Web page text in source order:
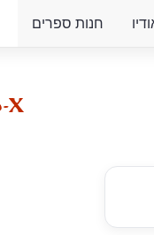
חנות ספרים